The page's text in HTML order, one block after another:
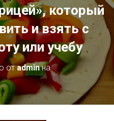
который
и взять с
или учебу
отadminна